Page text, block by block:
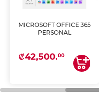
MICROSOFT OFFICE 365
PERSONAL
₡42,500.00